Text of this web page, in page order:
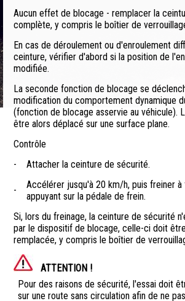
Aucun effet de blocage - remplacer la
complète, y compris le boîtier de
En cas de déroulement ou d'enroulement
ceinture, vérifier d'abord si la position de
modifiée.
La seconde fonction de blocage se
modification du comportement dynamique
(fonction de blocage asservie au véhicule).
être alors déplacé sur une surface plane.
Contrôle
-
Attacher la ceinture de sécurité.
-
Accélérer jusqu'à 20 km/h, puis freiner à
appuyant sur la pédale de frein.
Si, lors du freinage, la ceinture de sécurité
par le dispositif de blocage, celle-ci doit
remplacée, y compris le boîtier de
ATTENTION !
Pour des raisons de sécurité, l'essai doit
sur une route sans circulation afin de ne